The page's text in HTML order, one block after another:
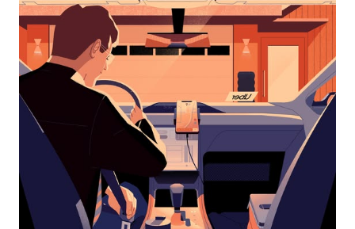
ouvrir
le
calendrier
sélectionner
une
date.
Appuyez
sur
touche
pour
fermer
le
calendrier.